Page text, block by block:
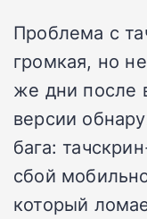
Проблема с
громкая, но
же дни после
версии
бага:
сбой
который